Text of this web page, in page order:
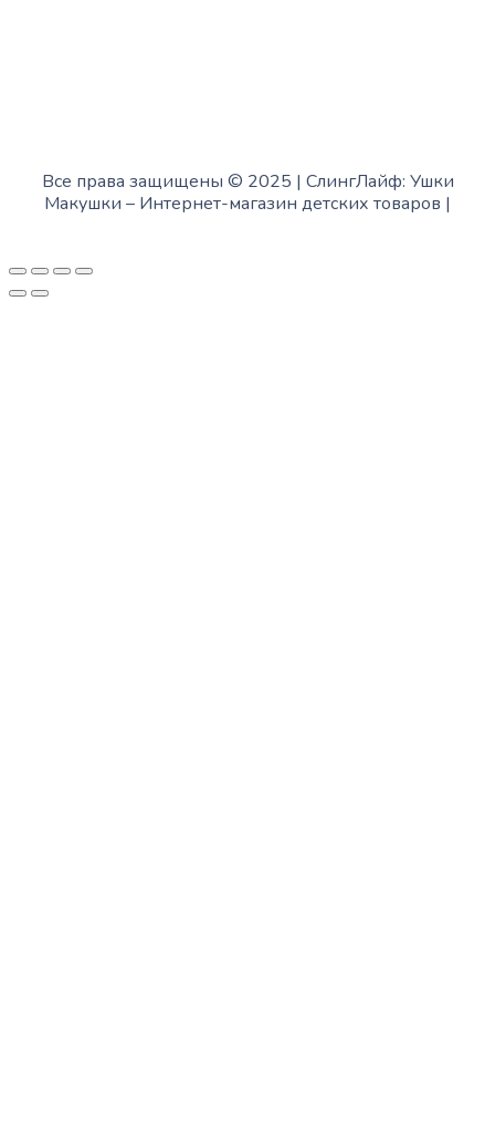
Все права защищены © 2025 | СлингЛайф: Ушки
Макушки – Интернет-магазин детских товаров |